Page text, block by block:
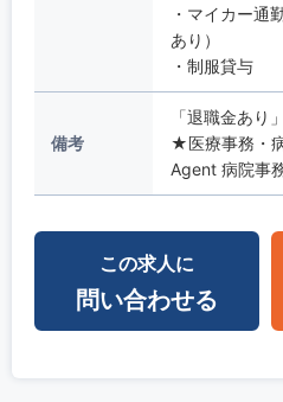
・マイカー通
あり）
・制服貸与
備考
「退職金あり
★医療事務・
Agent 病院事
この求人に
問い合わせる